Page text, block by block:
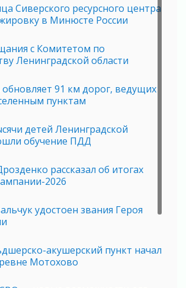
Сиверского ресурсного центра
в Минюсте России
с Комитетом по
Ленинградской области
91 км дорог, ведущих
пунктам
детей Ленинградской
обучение ПДД
рассказал об итогах
2026
удостоен звания Героя
акушерский пункт начал
Мотохово